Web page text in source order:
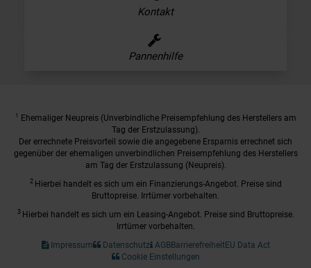
Kontakt
Pannenhilfe
1
Ehemaliger Neupreis (Unverbindliche Preisempfehlung des Herstellers am
Tag der Erstzulassung).
Der errechnete Preisvorteil sowie die angegebene Ersparnis errechnet sich
gegenüber der ehemaligen unverbindlichen Preisempfehlung des Herstellers
am Tag der Erstzulassung (Neupreis).
2 Hierbei handelt es sich um ein Finanzierungs-Angebot. Preise sind
Bruttopreise. Irrtümer vorbehalten.
3 Hierbei handelt es sich um ein Leasing-Angebot. Preise sind Bruttopreise.
Irrtümer vorbehalten.
Impressum
Datenschutz AGBBarrierefreiheitEU Data Act
Cookie Einstellungen